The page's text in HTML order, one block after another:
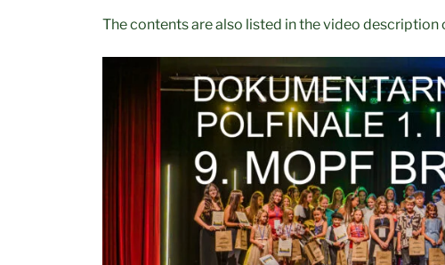
The contents are also listed in the video description